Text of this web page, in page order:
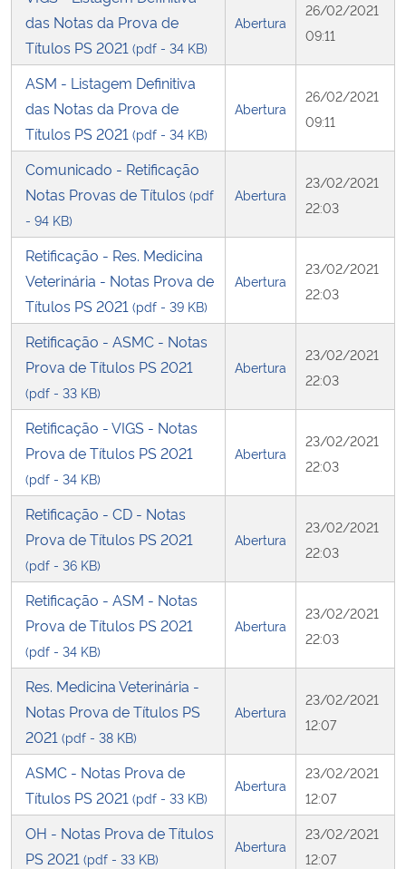
das Notas da Prova de
Títulos PS 2021 (pdf - 34 KB)
Abertura
26/02/2021
09:11
ASM - Listagem Definitiva
das Notas da Prova de
Títulos PS 2021 (pdf - 34 KB)
Abertura
26/02/2021
09:11
Comunicado - Retificação
Notas Provas de Títulos (pdf
- 94 KB)
Abertura
23/02/2021
22:03
Retificação - Res. Medicina
Veterinária - Notas Prova de
Títulos PS 2021 (pdf - 39 KB)
Abertura
23/02/2021
22:03
Retificação - ASMC - Notas
Prova de Títulos PS 2021
(pdf - 33 KB)
Abertura
23/02/2021
22:03
Retificação - VIGS - Notas
Prova de Títulos PS 2021
(pdf - 34 KB)
Abertura
23/02/2021
22:03
Retificação - CD - Notas
Prova de Títulos PS 2021
(pdf - 36 KB)
Abertura
23/02/2021
22:03
Retificação - ASM - Notas
Prova de Títulos PS 2021
(pdf - 34 KB)
Abertura
23/02/2021
22:03
Res. Medicina Veterinária -
Notas Prova de Títulos PS
2021 (pdf - 38 KB)
Abertura
23/02/2021
12:07
ASMC - Notas Prova de
Títulos PS 2021 (pdf - 33 KB)
Abertura
23/02/2021
12:07
OH - Notas Prova de Títulos
PS 2021 (pdf - 33 KB)
Abertura
23/02/2021
12:07